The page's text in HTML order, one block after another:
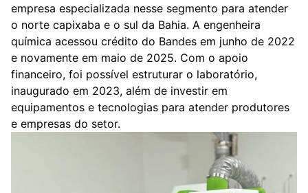
empresa especializada nesse segmento para atender
o norte capixaba e o sul da Bahia. A engenheira
química acessou crédito do Bandes em junho de 2022
e novamente em maio de 2025. Com o apoio
financeiro, foi possível estruturar o laboratório,
inaugurado em 2023, além de investir em
equipamentos e tecnologias para atender produtores
e empresas do setor.